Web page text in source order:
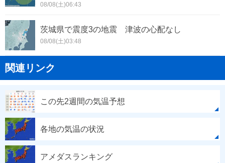
08/08(土)06:43
茨城県で震度3の地震 津波の心配なし
08/08(土)03:48
関連リンク
この先2週間の気温予想
各地の気温の状況
アメダスランキング